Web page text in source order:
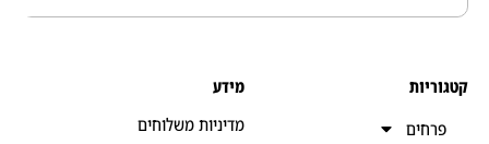
מדיניות משלוחים